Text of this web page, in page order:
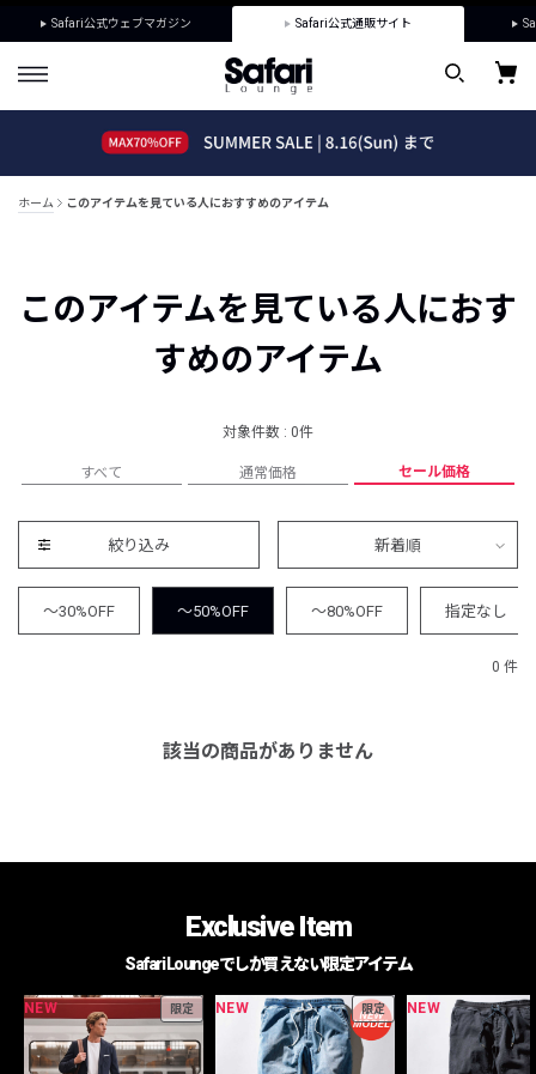
Safari公式ウェブマガジン Safari公式通販サイト
ホーム このアイテムを見ている人におすすめのアイテム
このアイテムを見ている人におす
すめのアイテム
対象件数 : 0件
すべて 通常価格 セール価格
絞り込み 新着順
～30%OFF ～50%OFF ～80%OFF 指定なし
0 件
該当の商品がありません
Exclusive Item
Safari Loungeでしか買えない限定アイテム
NEW 限定 NEW 限定 NEW